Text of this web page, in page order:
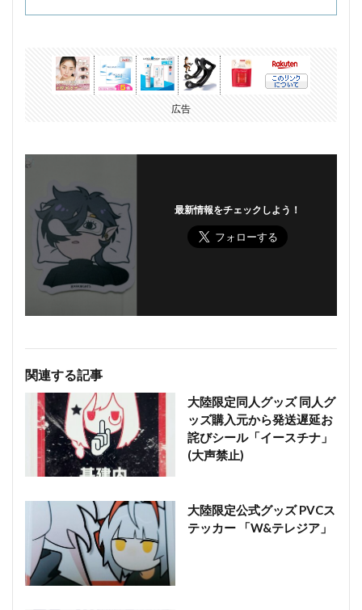
広告
最新情報をチェックしよう！
関連する記事
大陸限定同人グッズ 同人グ
ッズ購入元から発送遅延お
詫びシール「イースチナ」
(大声禁止)
大陸限定公式グッズ PVCス
テッカー 「W&テレジア」